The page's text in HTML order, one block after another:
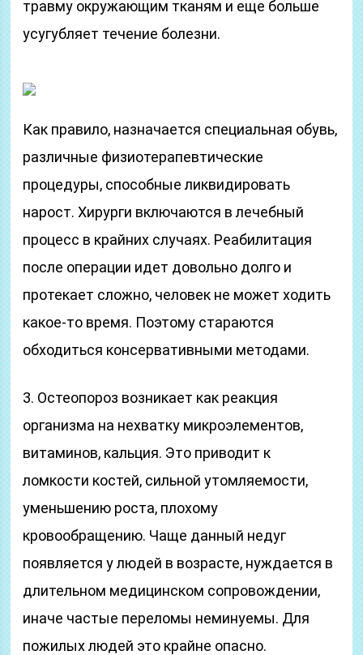
травму окружающим тканям и еще больше
усугубляет течение болезни.
Как правило, назначается специальная обувь,
различные физиотерапевтические
процедуры, способные ликвидировать
нарост. Хирурги включаются в лечебный
процесс в крайних случаях. Реабилитация
после операции идет довольно долго и
протекает сложно, человек не может ходить
какое-то время. Поэтому стараются
обходиться консервативными методами.
3. Остеопороз возникает как реакция
организма на нехватку микроэлементов,
витаминов, кальция. Это приводит к
ломкости костей, сильной утомляемости,
уменьшению роста, плохому
кровообращению. Чаще данный недуг
появляется у людей в возрасте, нуждается в
длительном медицинском сопровождении,
иначе частые переломы неминуемы. Для
пожилых людей это крайне опасно.